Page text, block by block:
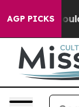
AGP PICKS
Should the